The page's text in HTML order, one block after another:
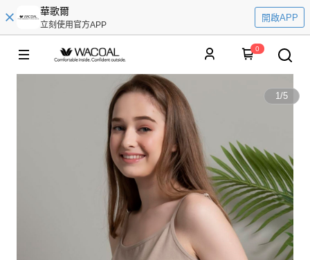
華歌爾
立刻使用官方APP
開啟APP
0
1/5